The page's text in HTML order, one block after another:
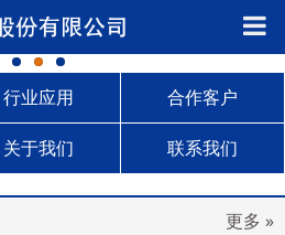
行业应用 合作客户
关于我们 联系我们
更多 »